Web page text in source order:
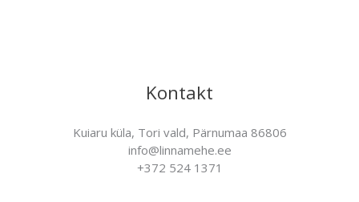
Kontakt
Kuiaru küla, Tori vald, Pärnumaa 86806
info@linnamehe.ee
+372 524 1371